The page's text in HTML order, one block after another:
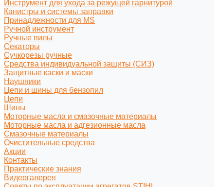
Инструмент для ухода за режущей гарнитурой
Канистры и системы заправки
Принадлежности для MS
Ручной инструмент
Ручные пилы
Секаторы
Сучкорезы ручные
Средства индивидуальной защиты (СИЗ)
Защитные каски и маски
Наушники
Цепи и шины для бензопил
Цепи
Шины
Моторные масла и смазочные материалы
Моторные масла и адгезионные масла
Смазочные материалы
Очистительные средства
Акции
Контакты
Практические знания
Видеогалерея